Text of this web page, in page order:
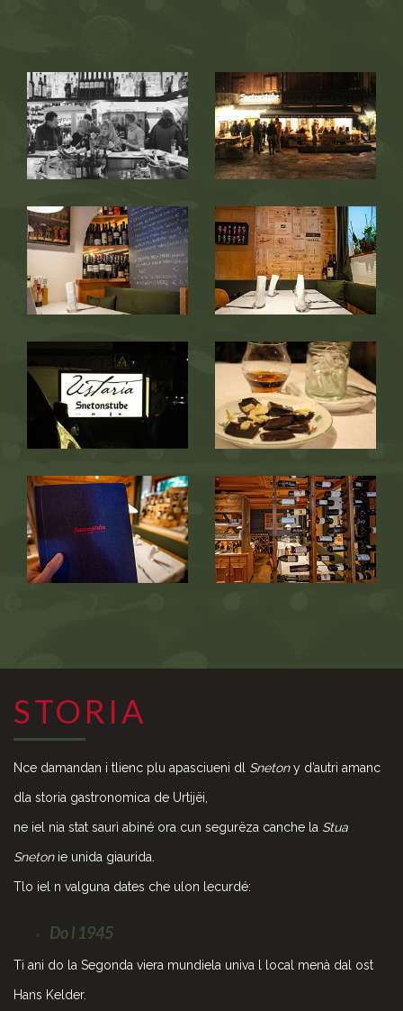
STORIA
Nce damandan i tlienc plu apasciueni dl Snetony d’autri amanc
dla storia gastronomica de Urtijëi,
ne iel nia stat saurì abiné ora cun segurëza canche la Stua
Snetonie unida giaurida.
Tlo iel n valguna dates che ulon lecurdé:
Do l 1945
Ti ani do la Segonda viera mundiela univa l local menà dal ost
Hans Kelder.